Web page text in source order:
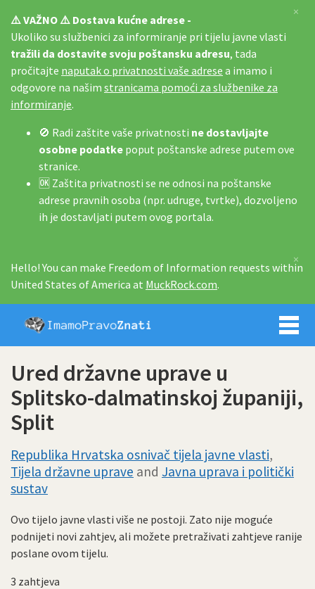
⚠️ VAŽNO ⚠️ Dostava kućne adrese -
Ukoliko su službenici za informiranje pri tijelu javne vlasti
tražili da dostavite svoju poštansku adresu, tada
pročitajte naputak o privatnosti vaše adrese a imamo i
odgovore na našim stranicama pomoći za službenike za
informiranje.
🚫 Radi zaštite vaše privatnosti ne dostavljajte
osobne podatke poput poštanske adrese putem ove
stranice.
🆗 Zaštita privatnosti se ne odnosi na poštanske
adrese pravnih osoba (npr. udruge, tvrtke), dozvoljeno
ih je dostavljati putem ovog portala.
×
Hello! You can make Freedom of Information requests within
United States of America at MuckRock.com.
×
Imamo
Ured državne uprave u
Splitsko-dalmatinskoj županiji,
Split
Republika Hrvatska osnivač tijela javne vlasti,
Tijela državne uprave and Javna uprava i politički
sustav
Ovo tijelo javne vlasti više ne postoji. Zato nije moguće
podnijeti novi zahtjev, ali možete pretraživati zahtjeve ranije
poslane ovom tijelu.
3 zahtjeva